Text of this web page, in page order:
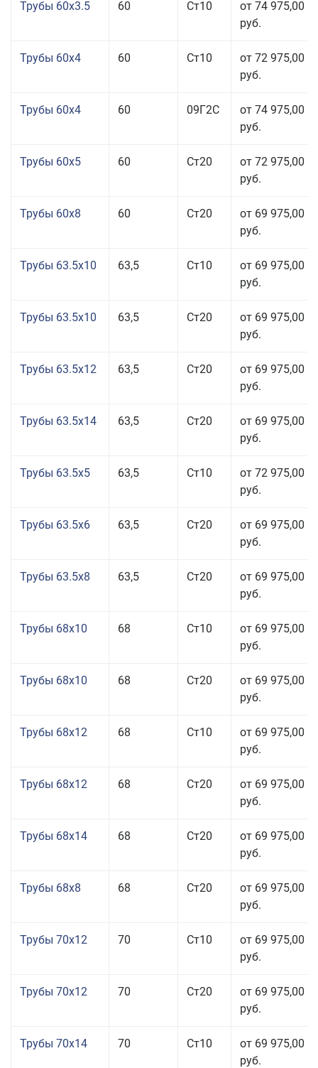
Трубы 60x3.5 60 Ст10
от 74 975,00
руб.
Трубы 60x4 60 Ст10
от 72 975,00
руб.
Трубы 60x4 60 09Г2С
от 74 975,00
руб.
Трубы 60x5 60 Ст20
от 72 975,00
руб.
Трубы 60x8 60 Ст20
от 69 975,00
руб.
Трубы 63.5x10 63,5 Ст10
от 69 975,00
руб.
Трубы 63.5x10 63,5 Ст20
от 69 975,00
руб.
Трубы 63.5x12 63,5 Ст20
от 69 975,00
руб.
Трубы 63.5x14 63,5 Ст20
от 69 975,00
руб.
Трубы 63.5x5 63,5 Ст10
от 72 975,00
руб.
Трубы 63.5x6 63,5 Ст20
от 69 975,00
руб.
Трубы 63.5x8 63,5 Ст20
от 69 975,00
руб.
Трубы 68x10 68 Ст10
от 69 975,00
руб.
Трубы 68x10 68 Ст20
от 69 975,00
руб.
Трубы 68x12 68 Ст10
от 69 975,00
руб.
Трубы 68x12 68 Ст20
от 69 975,00
руб.
Трубы 68x14 68 Ст20
от 69 975,00
руб.
Трубы 68x8 68 Ст20
от 69 975,00
руб.
Трубы 70x12 70 Ст10
от 69 975,00
руб.
Трубы 70x12 70 Ст20
от 69 975,00
руб.
Трубы 70x14 70 Ст10
от 69 975,00
руб.